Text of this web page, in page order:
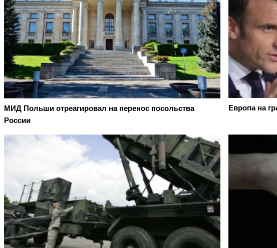
МИД Польши отреагировал на перенос посольства
России
Европа на